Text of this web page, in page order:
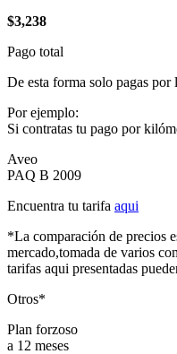
$3,238
Pago total
De esta forma solo pagas por
Por ejemplo:
Si contratas tu pago por
Aveo
PAQ B 2009
Encuentra tu tarifa aqui
*La comparación de precios
mercado,tomada de varios
tarifas aqui presentadas
Otros*
Plan forzoso
a 12 meses